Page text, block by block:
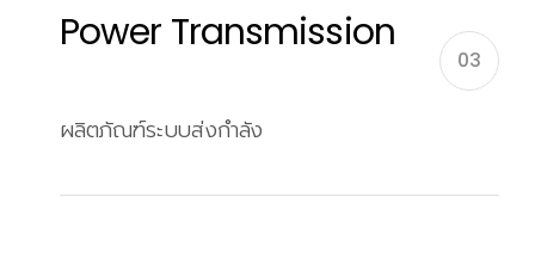
Power Transmission
03
ผลิตภัณฑ์ระบบส่งกำลัง